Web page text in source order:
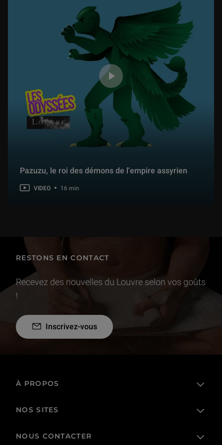
Pazuzu, le roi des démons de l'empire assyrien
VIDEO 16 min
RESTONS EN CONTACT
Recevez des nouvelles du Louvre selon vos goûts
!
Inscrivez-vous
À PROPOS
L'établissement public
NOS SITES
Billetterie
NOUS CONTACTER